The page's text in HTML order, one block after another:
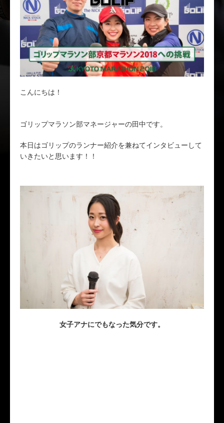
こんにちは！
ゴリップマラソン部マネージャーの田中です。
本日はゴリップのランナー紹介を兼ねてインタビューして
いきたいと思います！！
女子アナにでもなった気分です。